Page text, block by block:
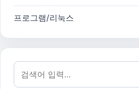
프로그램/리눅스
검색어: